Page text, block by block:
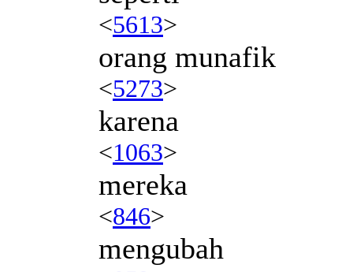
<5613>
orang munafik
<5273>
karena
<1063>
mereka
<846>
mengubah